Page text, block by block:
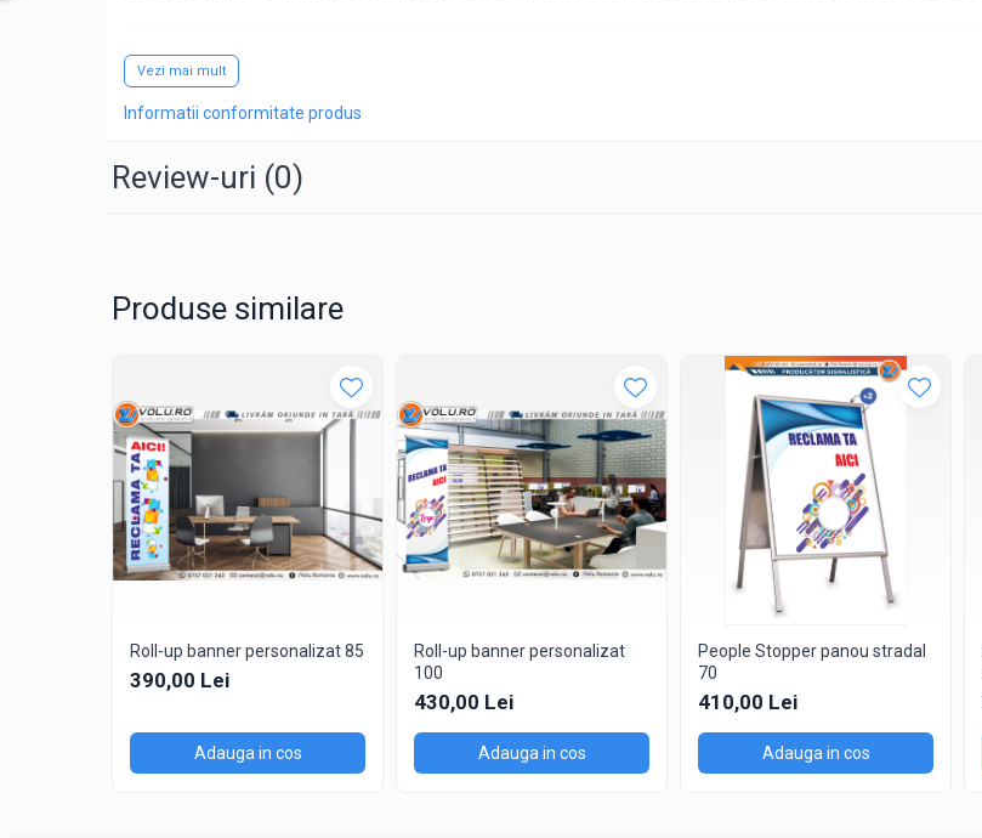
Whatsapp: 0757 021 262
Mail:comenzi@volu.ro
Facebook:volu.Braila
Vezi mai mult
Informatii conformitate produs
Review-uri (0)
Produse similare
Roll-up banner personalizat 85
390,00 Lei
Adauga in cos
Roll-up banner personalizat
100
430,00 Lei
Adauga in cos
People Stopper panou stradal
70
410,00 Lei
Adauga in cos